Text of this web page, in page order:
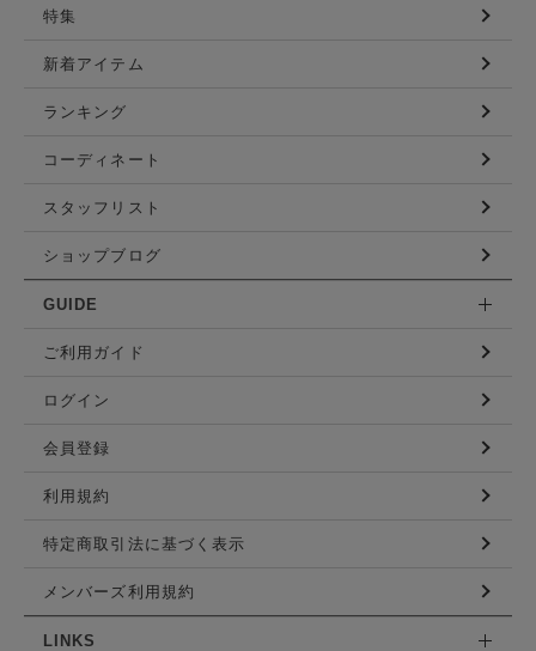
特集
新着アイテム
ランキング
コーディネート
スタッフリスト
ショップブログ
GUIDE
ご利用ガイド
ログイン
会員登録
利用規約
特定商取引法に基づく表示
メンバーズ利用規約
LINKS